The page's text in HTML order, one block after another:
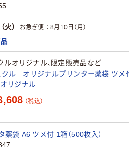
火） お急ぎ便 8月10日（月）
ルオリジナル、限定販売品など
クル オリジナルプリンター薬袋 ツメ
入） オリジナル
（税込）
袋 A6 ツメ付 1箱（500枚入）